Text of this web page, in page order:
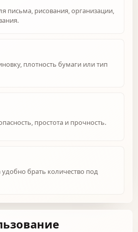
письма, рисования, организации,
плотность бумаги или тип
простота и прочность.
брать количество под